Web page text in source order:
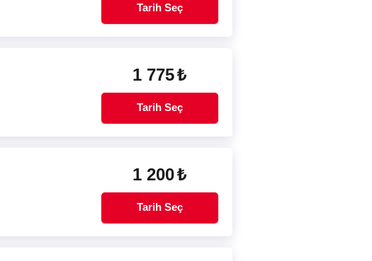
Tarih Seç
1 775₺
Tarih Seç
1 200₺
Tarih Seç